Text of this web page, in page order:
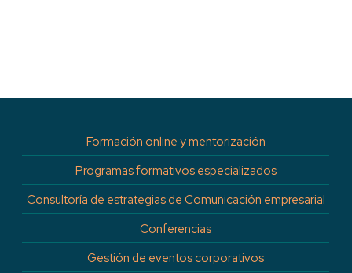
Formación online y mentorización
Programas formativos especializados
Consultoría de estrategias de Comunicación empresarial
Conferencias
Gestión de eventos corporativos